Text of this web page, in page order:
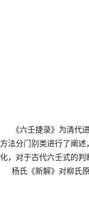
《六壬捷录》为清代进
方法分门别类进行了阐
化，对于古代六壬式的
杨氏《新解》对柳氏